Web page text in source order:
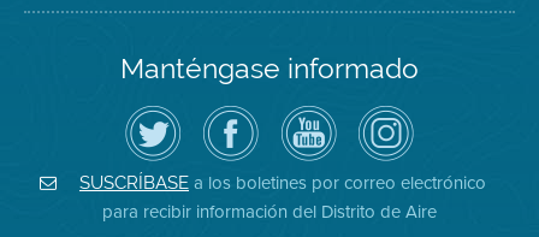
Manténgase informado
Siga
el
Distrito
de
Aire
en
Twitter
Visite
la
página
de
Facebook
del
Distrito
Canal
de
YouTube
del
Distrito
de
Aire
Air
District
on
Instagram
SUSCRÍBASE a los boletines por correo electrónico
para recibir información del Distrito de Aire